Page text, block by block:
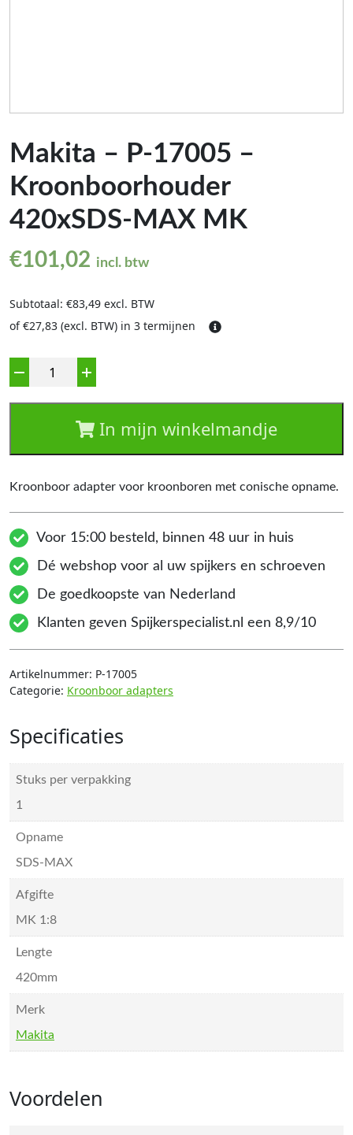
Makita – P-17005 –
Kroonboorhouder
420xSDS-MAX MK
€101,02 incl. btw
Subtotaal: €83,49 excl. BTW
of €27,83 (excl. BTW) in 3 termijnen
In mijn winkelmandje
Kroonboor adapter voor kroonboren met conische opname.
Voor 15:00 besteld, binnen 48 uur in huis
Dé webshop voor al uw spijkers en schroeven
De goedkoopste van Nederland
Klanten geven Spijkerspecialist.nl een 8,9/10
Artikelnummer: P-17005
Categorie: Kroonboor adapters
Specificaties
Stuks per verpakking
1
Opname
SDS-MAX
Afgifte
MK 1:8
Lengte
420mm
Merk
Makita
Voordelen